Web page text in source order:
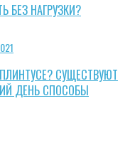
БЕЗ НАГРУЗКИ?
СУЩЕСТВУЮТ
ДЕНЬ СПОСОБЫ